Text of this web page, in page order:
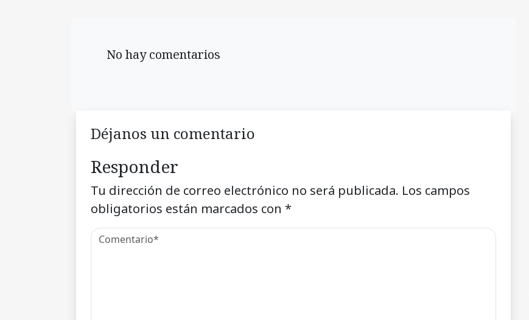
No hay comentarios
Déjanos un comentario
Responder
Tu dirección de correo electrónico no será publicada. Los campos
obligatorios están marcados con *